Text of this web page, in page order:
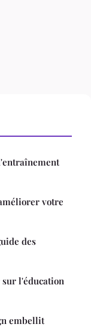
votre
des
l'éducation
embellit